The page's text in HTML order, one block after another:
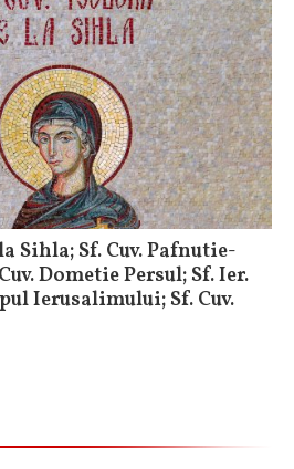
Sihla; Sf. Cuv. Pafnutie-
Dometie Persul; Sf. Ier.
Ierusalimului; Sf. Cuv.